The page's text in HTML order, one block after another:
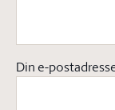
Din e-